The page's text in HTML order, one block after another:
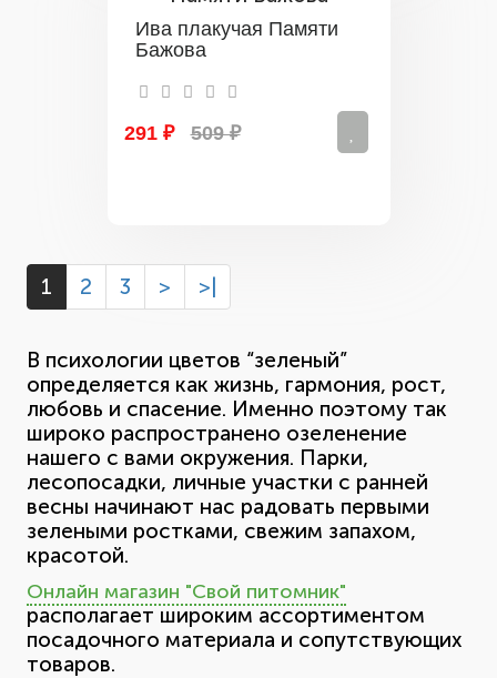
Ива плакучая Памяти
Бажова
291 ₽ 509 ₽
1 2 3 > >|
В психологии цветов “зеленый”
определяется как жизнь, гармония, рост,
любовь и спасение. Именно поэтому так
широко распространено озеленение
нашего с вами окружения. Парки,
лесопосадки, личные участки с ранней
весны начинают нас радовать первыми
зелеными ростками, свежим запахом,
красотой.
Онлайн магазин "Свой питомник"
располагает широким ассортиментом
посадочного материала и сопутствующих
товаров.